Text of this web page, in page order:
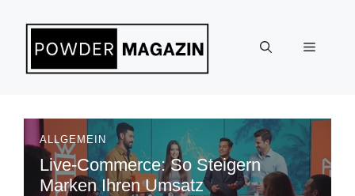
Inhalt
springen
Menü
ALLGEMEIN
Live-Commerce: So Steigern
Marken Ihren Umsatz